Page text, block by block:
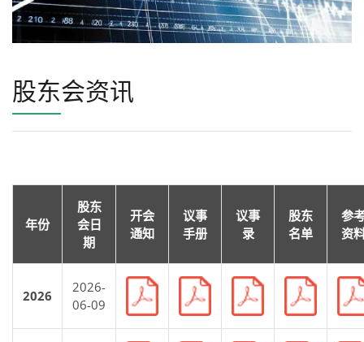
股东会资讯
年份
股东
会日
期
开会
通知
议事
手册
议事
录
股东
名单
参
资
2026
2026-
06-09